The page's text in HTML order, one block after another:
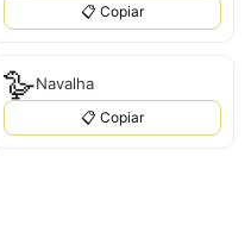
📋 Copiar
🪿Navalha
📋 Copiar